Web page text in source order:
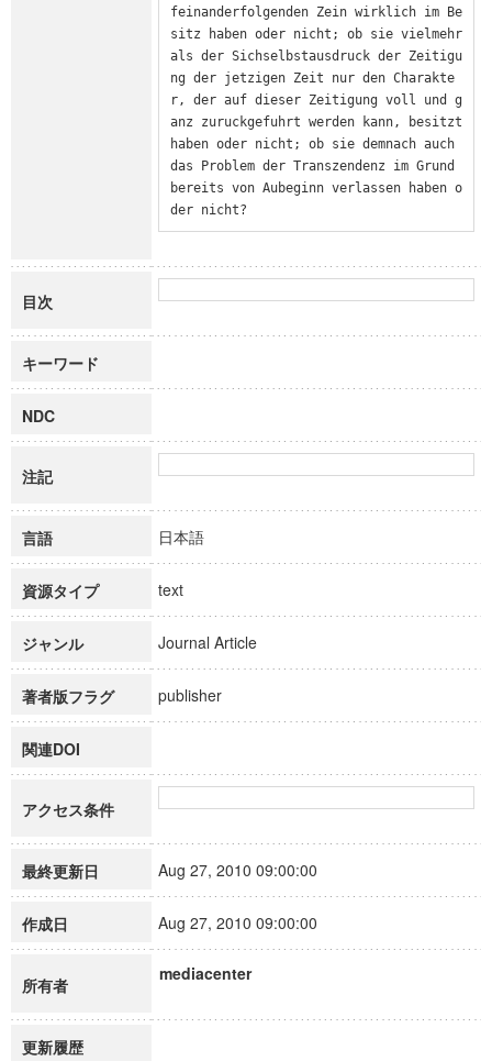
feinanderfolgenden Zein wirklich im Be
sitz haben oder nicht; ob sie vielmehr
als der Sichselbstausdruck der Zeitigu
ng der jetzigen Zeit nur den Charakte
r, der auf dieser Zeitigung voll und g
anz zuruckgefuhrt werden kann, besitzt
haben oder nicht; ob sie demnach auch
das Problem der Transzendenz im Grund
bereits von Aubeginn verlassen haben o
der nicht?
目次
キーワード
NDC
注記
言語 日本語
資源タイプ text
ジャンル Journal Article
著者版フラグ publisher
関連DOI
アクセス条件
最終更新日 Aug 27, 2010 09:00:00
作成日 Aug 27, 2010 09:00:00
所有者
mediacenter
更新履歴